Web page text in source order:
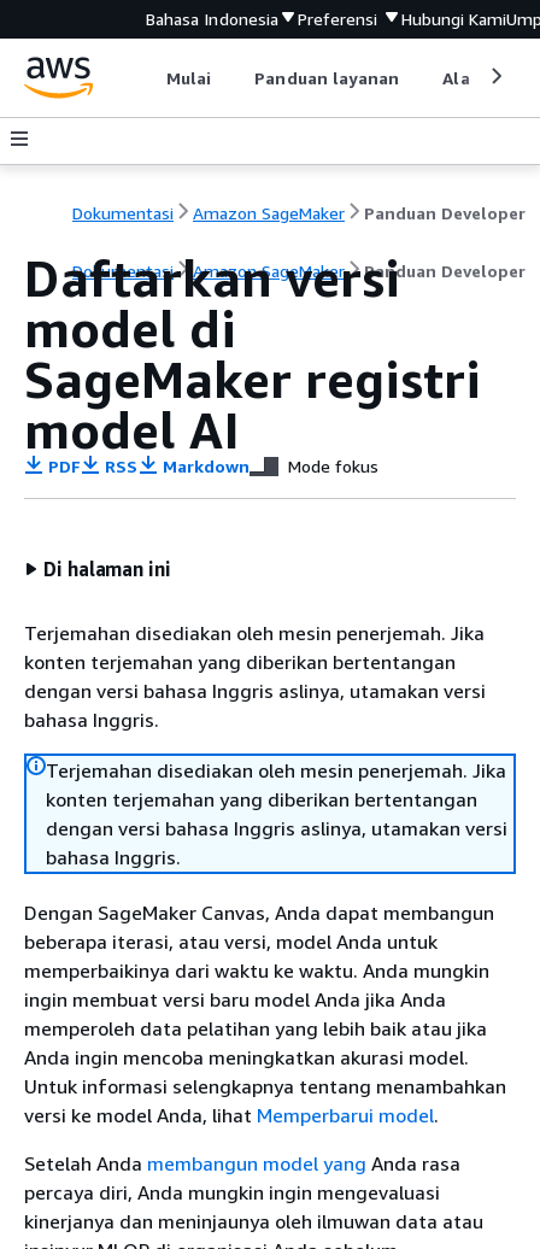
Bahasa Indonesia Preferensi Hubungi Kami
Mulai Panduan layanan Alat
Dokumentasi Amazon SageMaker Panduan Developer
Dokumentasi Amazon SageMaker Panduan Developer
Daftarkan versi
model di
SageMaker registri
model AI
PDF RSS Markdown Mode fokus
Di halaman ini
Terjemahan disediakan oleh mesin penerjemah. Jika
konten terjemahan yang diberikan bertentangan
dengan versi bahasa Inggris aslinya, utamakan versi
bahasa Inggris.
Terjemahan disediakan oleh mesin penerjemah. Jika
konten terjemahan yang diberikan bertentangan
dengan versi bahasa Inggris aslinya, utamakan versi
bahasa Inggris.
Dengan SageMaker Canvas, Anda dapat membangun
beberapa iterasi, atau versi, model Anda untuk
memperbaikinya dari waktu ke waktu. Anda mungkin
ingin membuat versi baru model Anda jika Anda
memperoleh data pelatihan yang lebih baik atau jika
Anda ingin mencoba meningkatkan akurasi model.
Untuk informasi selengkapnya tentang menambahkan
versi ke model Anda, lihat Memperbarui model.
Setelah Anda membangun model yang Anda rasa
percaya diri, Anda mungkin ingin mengevaluasi
kinerjanya dan meninjaunya oleh ilmuwan data atau